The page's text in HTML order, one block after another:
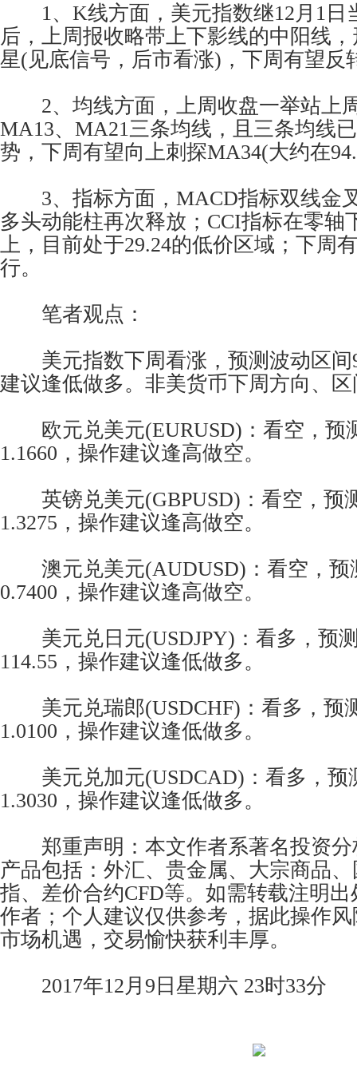
1、K线方面，美元指数继12月1日
后，上周报收略带上下影线的中阳线
星(见底信号，后市看涨)，下周有望反
2、均线方面，上周收盘一举站上
MA13、MA21三条均线，且三条均线
势，下周有望向上刺探MA34(大约在
3、指标方面，MACD指标双线金
多头动能柱再次释放；CCI指标在零轴
上，目前处于29.24的低价区域；下周
行。
笔者观点：
美元指数下周看涨，预测波动区间
建议逢低做多。非美货币下周方向、
欧元兑美元(EURUSD)：看空，预
1.1660，操作建议逢高做空。
英镑兑美元(GBPUSD)：看空，预
1.3275，操作建议逢高做空。
澳元兑美元(AUDUSD)：看空，预
0.7400，操作建议逢高做空。
美元兑日元(USDJPY)：看多，预测
114.55，操作建议逢低做多。
美元兑瑞郎(USDCHF)：看多，预
1.0100，操作建议逢低做多。
美元兑加元(USDCAD)：看多，预
1.3030，操作建议逢低做多。
郑重声明：本文作者系著名投资分
产品包括：外汇、贵金属、大宗商品
指、差价合约CFD等。如需转载注明
作者；个人建议仅供参考，据此操作
市场机遇，交易愉快获利丰厚。
2017年12月9日星期六 23时33分